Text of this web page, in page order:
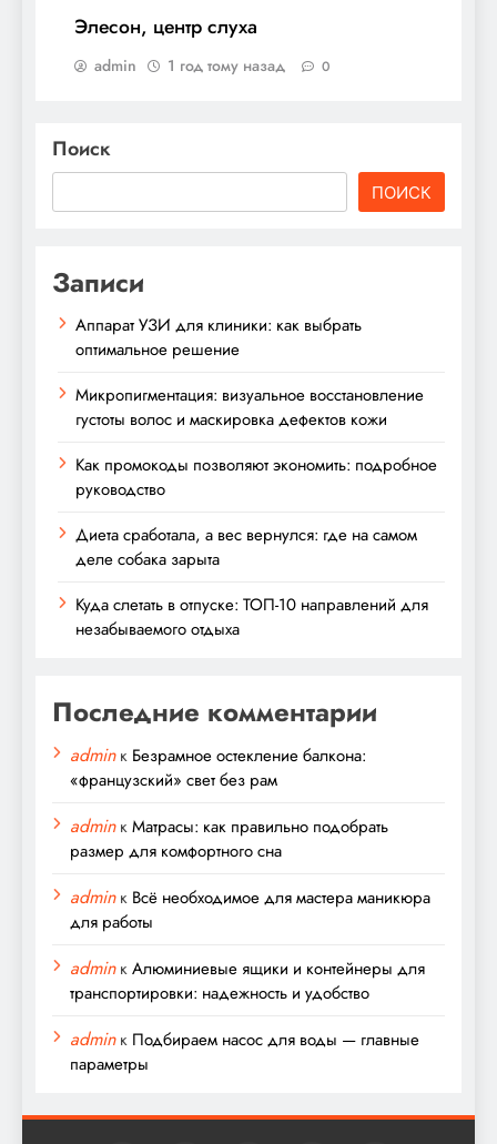
Элесон, центр слуха
admin 1 год тому назад 0
Поиск
ПОИСК
Записи
Аппарат УЗИ для клиники: как выбрать
оптимальное решение
Микропигментация: визуальное восстановление
густоты волос и маскировка дефектов кожи
Как промокоды позволяют экономить: подробное
руководство
Диета сработала, а вес вернулся: где на самом
деле собака зарыта
Куда слетать в отпуске: ТОП-10 направлений для
незабываемого отдыха
Последние комментарии
adminк Безрамное остекление балкона:
«французский» свет без рам
adminкМатрасы: как правильно подобрать
размер для комфортного сна
adminк Всё необходимое для мастера маникюра
для работы
adminкАлюминиевые ящики и контейнеры для
транспортировки: надежность и удобство
adminк Подбираем насос для воды — главные
параметры